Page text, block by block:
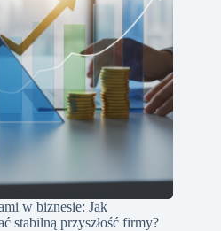
w biznesie: Jak
stabilną przyszłość firmy?